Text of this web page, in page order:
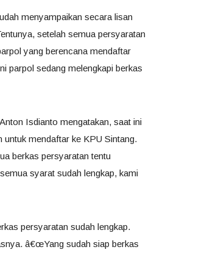
menyampaikan secara lisan
setelah semua persyaratan
yang berencana mendaftar
parpol sedang melengkapi berkas
Isdianto mengatakan, saat ini
mendaftar ke KPU Sintang.
berkas persyaratan tentu
syarat sudah lengkap, kami
persyaratan sudah lengkap.
â€œYang sudah siap berkas